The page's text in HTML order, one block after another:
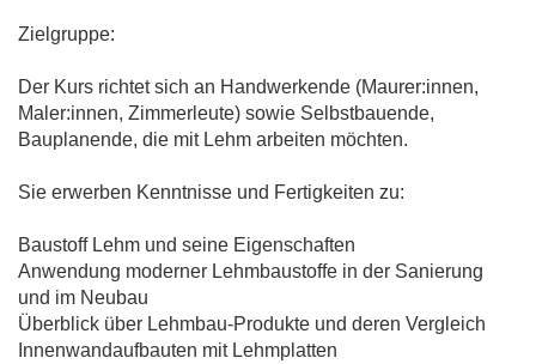
Zielgruppe:
Der Kurs richtet sich an Handwerkende (Maurer:innen,
Maler:innen, Zimmerleute) sowie Selbstbauende,
Bauplanende, die mit Lehm arbeiten möchten.
Sie erwerben Kenntnisse und Fertigkeiten zu:
Baustoff Lehm und seine Eigenschaften
Anwendung moderner Lehmbaustoffe in der Sanierung
und im Neubau
Überblick über Lehmbau-Produkte und deren Vergleich
Innenwandaufbauten mit Lehmplatten